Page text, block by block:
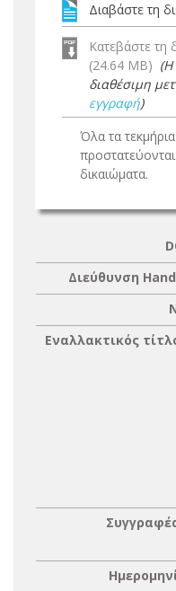
Διαβάστε τη
Κατεβάστε τη
(24.64 MB) (Η
διαθέσιμη
εγγραφή)
Όλα τα
δικαιώματα.
Διεύθυνση
Εναλλακτικός